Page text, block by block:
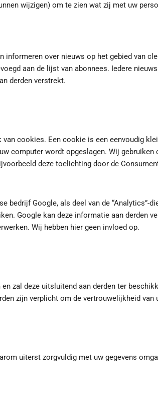
wijzigen) om te zien wat zij met uw
over nieuws op het gebied van
aan de lijst van abonnees. Iedere
derden verstrekt.
cookies. Een cookie is een eenvoudig
computer wordt opgeslagen. Wij
deze toelichting door de
Google, als deel van de “Analytics”-
Google kan deze informatie aan derden
Wij hebben hier geen invloed op.
zal deze uitsluitend aan derden ter
zijn verplicht om de vertrouwelijkheid van
uiterst zorgvuldig met uw gegevens